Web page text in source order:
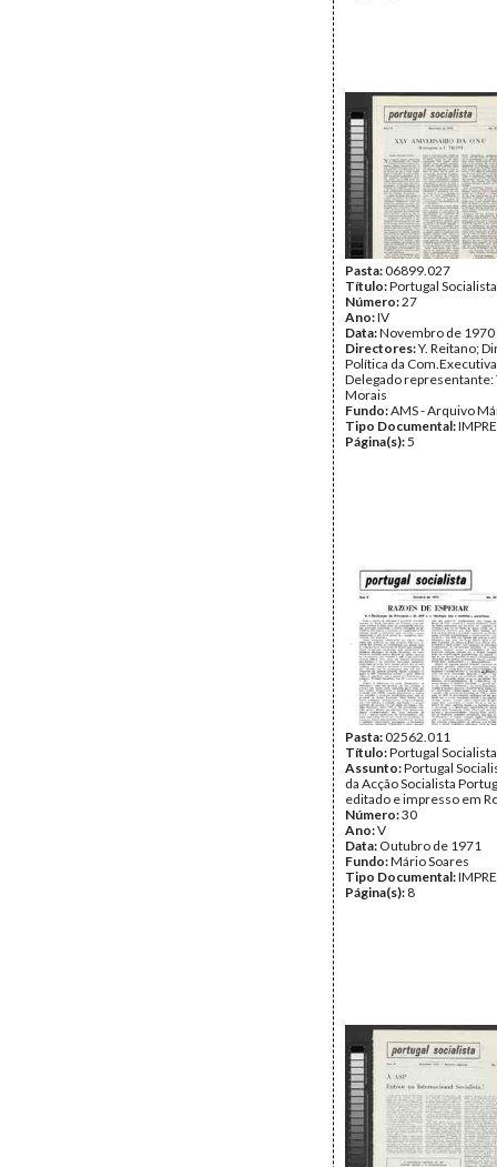
Pasta:06899.027
Título:Portugal Socialista
Número:27
Ano:IV
Data:Novembro de 1970
Directores:Y. Reitano;
Política da Com.Executiva
Delegado representante:
Morais
Fundo:AMS - Arquivo
Tipo Documental:
Página(s):5
Pasta:02562.011
Título:Portugal Socialista
Assunto:Portugal
da Acção Socialista
editado e impresso em
Número:30
Ano:V
Data: Outubro de 1971
Fundo:Mário Soares
Tipo Documental:
Página(s): 8